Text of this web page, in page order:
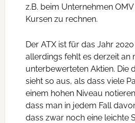
z.B. beim Unternehmen
Kursen zu rechnen.
Der ATX ist für das Jahr
allerdings fehlt es derzeit an
unterbewerteten Aktien. Die
sieht so aus, als dass viele
einem hohen Niveau
dass man in jedem Fall
dass zwar noch eine leichte